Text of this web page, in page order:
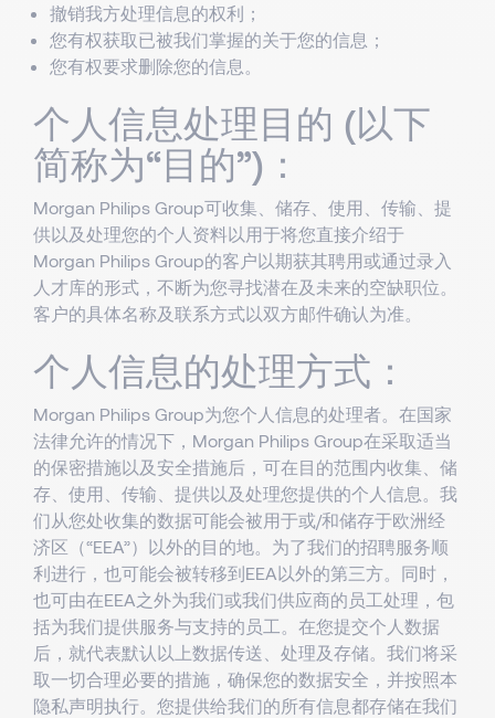
撤销我方处理信息的权利；
您有权获取已被我们掌握的关于您的信息；
您有权要求删除您的信息。
个人信息处理目的 (以下
简称为“目的”)：
Morgan Philips Group可收集、储存、使用、传输、提
供以及处理您的个人资料以用于将您直接介绍于
Morgan Philips Group的客户以期获其聘用或通过录入
人才库的形式，不断为您寻找潜在及未来的空缺职位。
客户的具体名称及联系方式以双方邮件确认为准。
个人信息的处理方式：
Morgan Philips Group为您个人信息的处理者。在国家
法律允许的情况下，Morgan Philips Group在采取适当
的保密措施以及安全措施后，可在目的范围内收集、储
存、使用、传输、提供以及处理您提供的个人信息。我
们从您处收集的数据可能会被用于或/和储存于欧洲经
济区（“EEA”）以外的目的地。为了我们的招聘服务顺
利进行，也可能会被转移到EEA以外的第三方。同时，
也可由在EEA之外为我们或我们供应商的员工处理，包
括为我们提供服务与支持的员工。在您提交个人数据
后，就代表默认以上数据传送、处理及存储。我们将采
取一切合理必要的措施，确保您的数据安全，并按照本
隐私声明执行。您提供给我们的所有信息都存储在我们